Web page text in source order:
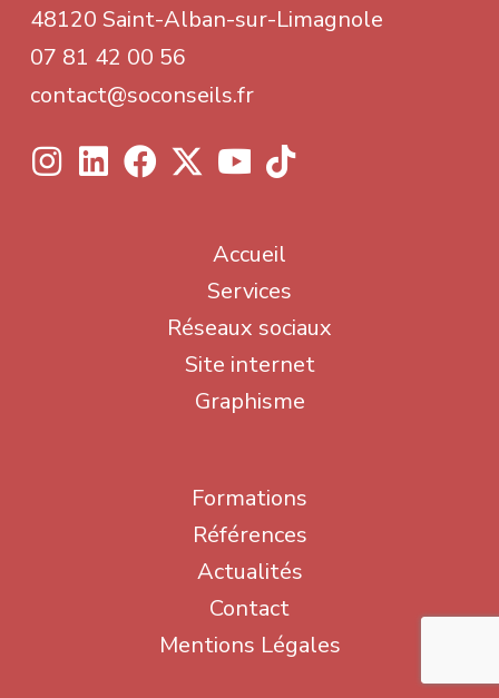
48120 Saint-Alban-sur-Limagnole
07 81 42 00 56
contact@soconseils.fr
Accueil
Services
Réseaux sociaux
Site internet
Graphisme
Formations
Références
Actualités
Contact
Mentions Légales